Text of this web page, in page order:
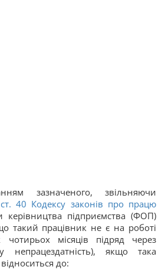
зазначеного, звільняючи
40 Кодексу законів про працю
керівництва підприємства (ФОП)
такий працівник не є на роботі
місяців підряд через
непрацездатність), якщо така
до: